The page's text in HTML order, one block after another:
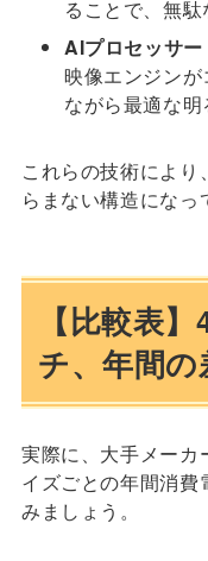
ることで、無駄
AIプロセッサー
映像エンジン
ながら最適な明
これらの技術によ
らまない構造になっ
【比較表
チ、年間
実際に、大手メーカ
イズごとの年間消費
みましょう。